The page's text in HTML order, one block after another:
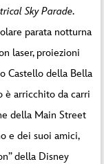
Sky Parade.
parata notturna
laser, proiezioni
Castello della Bella
è arricchito da carri
della Main Street
e dei suoi amici,
della Disney